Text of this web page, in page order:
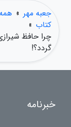
جعبه مهر »
کتاب »
چرا حافظ
گردد؟!
خبرنامه